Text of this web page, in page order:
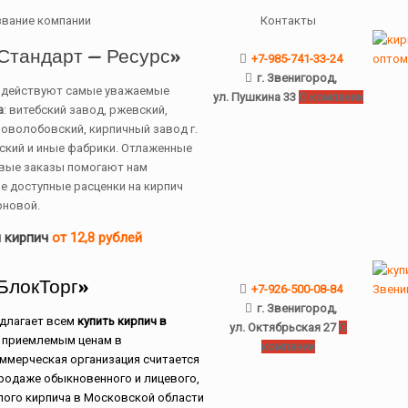
компании Контакты
— Ресурс»
самые уважаемые
: витебский завод, ржевский,
кирпичный завод г.
и иные фабрики. Отлаженные
заказы помогают нам
доступные расценки на кирпич
от 12,8 рублей
+7-985-741-33-24
г. Звенигород,
ул. Пушкина 33 О компании
всем купить кирпич в
ценам в
организация считается
обыкновенного и лицевого,
кирпича в Московской области
+7-926-500-08-84
г. Звенигород,
ул. Октябрьская 27 О
компании